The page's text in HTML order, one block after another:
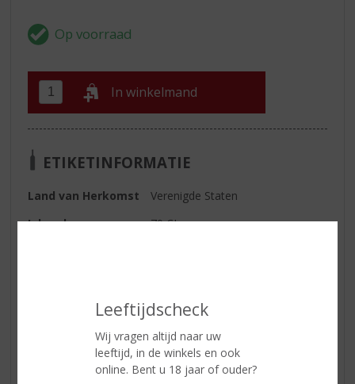
Leeftijdscheck
Wij vragen altijd naar uw
leeftijd, in de winkels en ook
online. Bent u 18 jaar of ouder?
In winkelmand
ETIKETINFORMATIE
Land van Herkomst
Verenigde Staten
Inhoud
70 CL
Reviews
Schrijf een review